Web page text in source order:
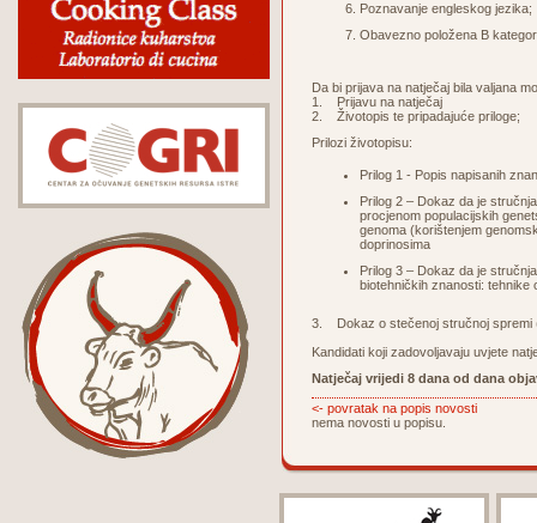
Poznavanje engleskog jezika;
Obavezno položena B
Da bi prijava na natječaj bila valjana
1. Prijavu na natječaj
2. Životopis te pripadajuće priloge;
Prilozi životopisu:
Prilog 1 - Popis napisanih
Prilog 2 – Dokaz da je
procjenom populacijskih
genoma (korištenjem
doprinosima
Prilog 3 – Dokaz da je
biotehničkih znanosti: tehnike
3. Dokaz o stečenoj stručnoj spremi
Kandidati koji zadovoljavaju uvjete
Natječaj vrijedi 8 dana od dana
<- povratak na popis novosti
nema novosti u popisu.